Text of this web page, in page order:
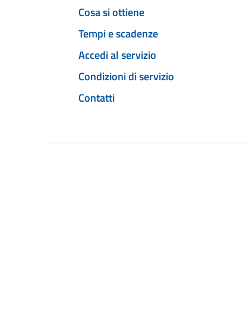
Cosa si ottiene
Tempi e scadenze
Accedi al servizio
Condizioni di servizio
Contatti